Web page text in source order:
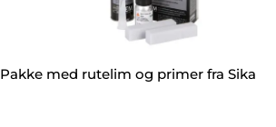
Pakke med rutelim og primer fra Sika